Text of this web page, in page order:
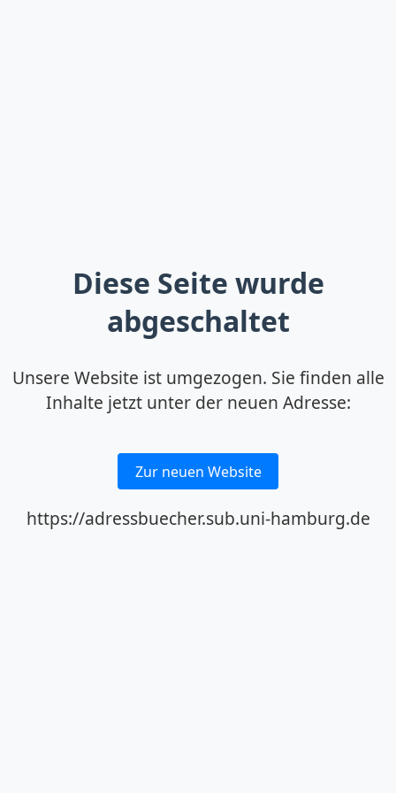
Diese Seite wurde
abgeschaltet
Unsere Website ist umgezogen. Sie finden alle
Inhalte jetzt unter der neuen Adresse:
Zur neuen Website
https://adressbuecher.sub.uni-hamburg.de